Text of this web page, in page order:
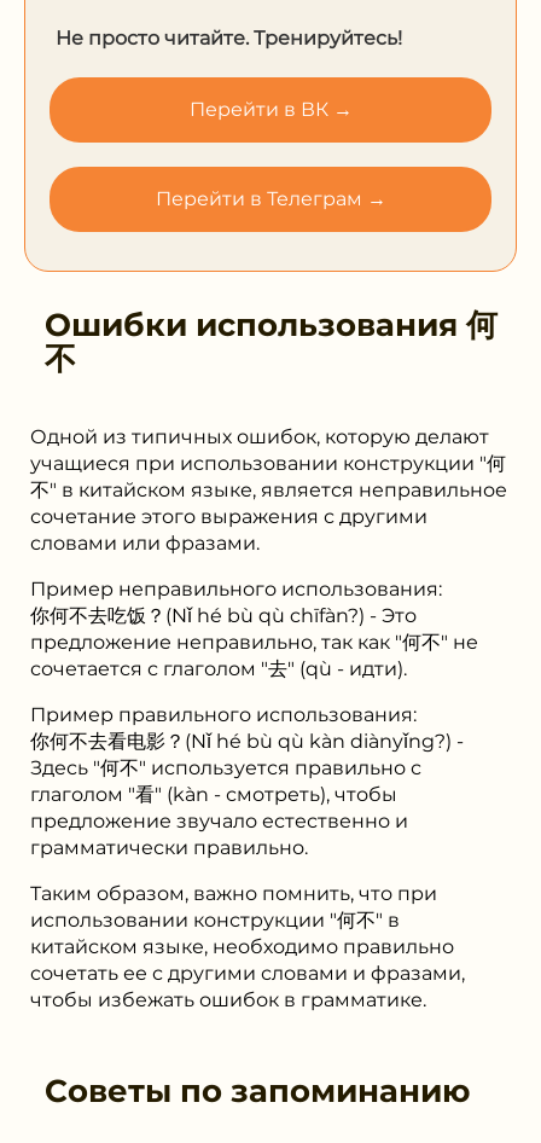
Не просто читайте. Тренируйтесь!
Перейти в ВК →
Перейти в Телеграм →
Ошибки использования何
不
Одной из типичных ошибок, которую делают
учащиеся при использовании конструкции "何
不" в китайском языке, является неправильное
сочетание этого выражения с другими
словами или фразами.
Пример неправильного использования:
你何不去吃饭？(Nǐ hé bù qù chīfàn?) - Это
предложение неправильно, так как "何不" не
сочетается с глаголом "去" (qù - идти).
Пример правильного использования:
你何不去看电影？(Nǐ hé bù qù kàn diànyǐng?) -
Здесь "何不" используется правильно с
глаголом "看" (kàn - смотреть), чтобы
предложение звучало естественно и
грамматически правильно.
Таким образом, важно помнить, что при
использовании конструкции "何不" в
китайском языке, необходимо правильно
сочетать ее с другими словами и фразами,
чтобы избежать ошибок в грамматике.
Советы по запоминанию